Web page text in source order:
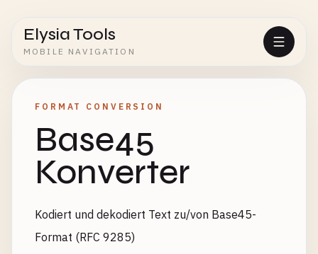
Elysia Tools
MOBILE NAVIGATION
FORMAT CONVERSION
Base45
Konverter
Kodiert und dekodiert Text zu/von Base45-
Format (RFC 9285)